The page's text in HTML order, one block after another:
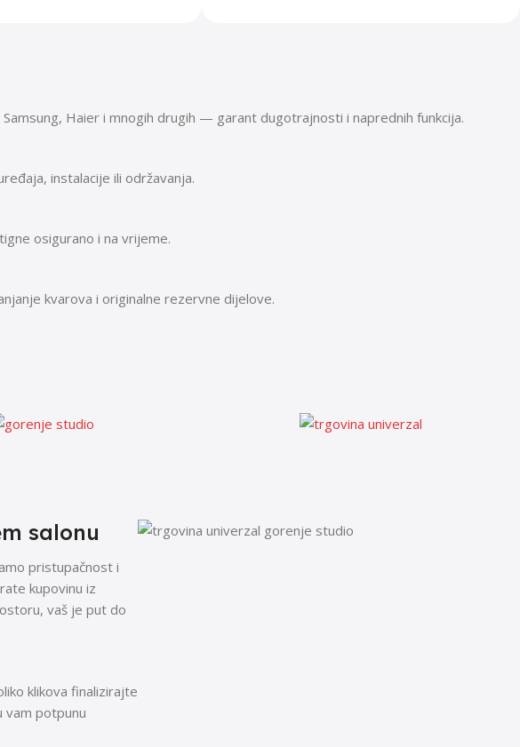
Haier i mnogih drugih — garant dugotrajnosti i naprednih funkcija.
instalacije ili održavanja.
osigurano i na vrijeme.
kvarova i originalne rezervne dijelove.
salonu
pristupačnost i
kupovinu iz
vaš je put do
klikova finalizirajte
vam potpunu